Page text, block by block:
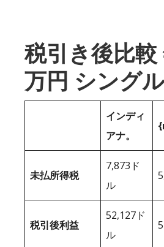
税引き後比
万円 シング
インディ
アナ。
未払所得税
7,873ド
ル
税引後利益
52,127ド
ル